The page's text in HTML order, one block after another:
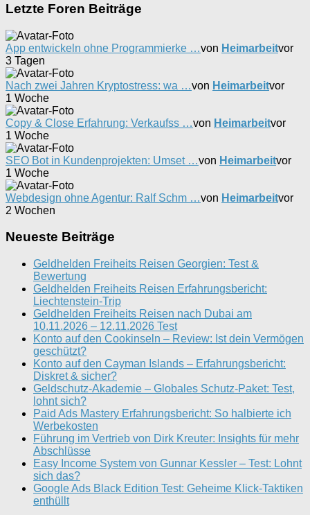
Letzte Foren Beiträge
App entwickeln ohne Programmierke …von Heimarbeitvor
3 Tagen
Nach zwei Jahren Kryptostress: wa …von Heimarbeitvor
1 Woche
Copy & Close Erfahrung: Verkaufss …von Heimarbeitvor
1 Woche
SEO Bot in Kundenprojekten: Umset …von Heimarbeitvor
1 Woche
Webdesign ohne Agentur: Ralf Schm …von Heimarbeitvor
2 Wochen
Neueste Beiträge
Geldhelden Freiheits Reisen Georgien: Test &
Bewertung
Geldhelden Freiheits Reisen Erfahrungsbericht:
Liechtenstein-Trip
Geldhelden Freiheits Reisen nach Dubai am
10.11.2026 – 12.11.2026 Test
Konto auf den Cookinseln – Review: Ist dein Vermögen
geschützt?
Konto auf den Cayman Islands – Erfahrungsbericht:
Diskret & sicher?
Geldschutz-Akademie – Globales Schutz-Paket: Test,
lohnt sich?
Paid Ads Mastery Erfahrungsbericht: So halbierte ich
Werbekosten
Führung im Vertrieb von Dirk Kreuter: Insights für mehr
Abschlüsse
Easy Income System von Gunnar Kessler – Test: Lohnt
sich das?
Google Ads Black Edition Test: Geheime Klick-Taktiken
enthüllt